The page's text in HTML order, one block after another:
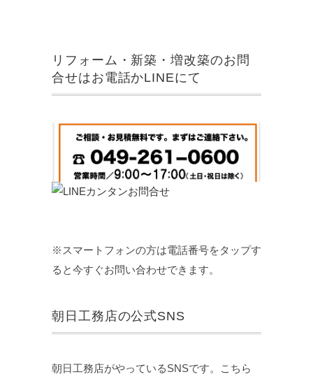
リフォーム・新築・増改築のお問
合せはお電話かLINEにて
※スマートフォンの方は電話番号をタップす
ると今すぐお問い合わせできます。
朝日工務店の公式SNS
朝日工務店がやっているSNSです。こちら